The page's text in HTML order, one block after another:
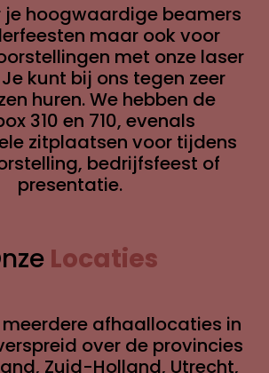
je hoogwaardige beamers
maar ook voor
met onze laser
kunt bij ons tegen zeer
huren. We hebben de
310 en 710, evenals
zitplaatsen voor tijdens
bedrijfsfeest of
presentatie.
Locaties
meerdere afhaallocaties in
overde provincies
Zuid-Holland, Utrecht,